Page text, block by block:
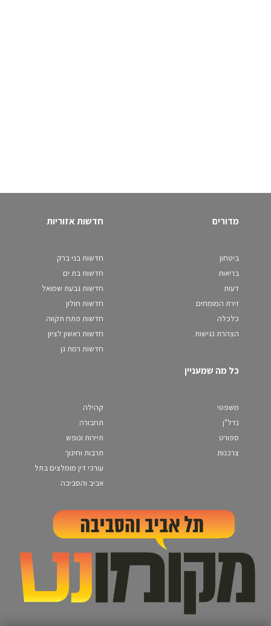
מדורים
ביטחון
בריאות
דעות
זירת המומחים
כלכלה
הצהרת נגישות
חדשות אזוריות
חדשות בני ברק
חדשות בת ים
חדשות גבעת שמואל
חדשות חולון
חדשות פתח תקווה
חדשות ראשון לציון
חדשות רמת גן
כל מה שמעניין
משפטי
נדל"ן
ספורט
צרכנות
קהילה
תחבורה
תיירות ונופש
תרבות וחינוך
עורכי דין מומלצים בתל
אביב והסביבה